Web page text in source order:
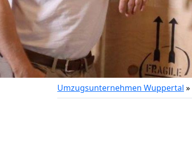
Umzugsunternehmen Wuppertal »